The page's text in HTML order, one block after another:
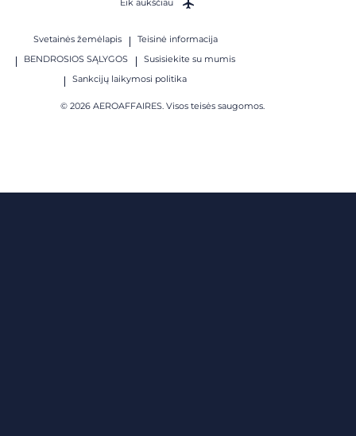
Svetainės žemėlapis
Teisinė informacija
BENDROSIOS SĄLYGOS
Susisiekite su mumis
Sankcijų laikymosi politika
© 2026 AEROAFFAIRES. Visos teisės saugomos.
Eik aukščiau